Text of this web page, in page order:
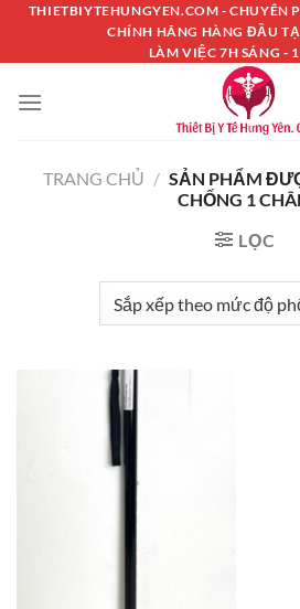
Chuyển
nội
dung
THIETBIYTEHUNGYEN.COM - CHUYÊN
CHÍNH HÃNG HÀNG ĐẦU
LÀM VIỆC 7H SÁNG -
TRANG CHỦ / SẢN PHẨM
CHỐNG 1
LỌC